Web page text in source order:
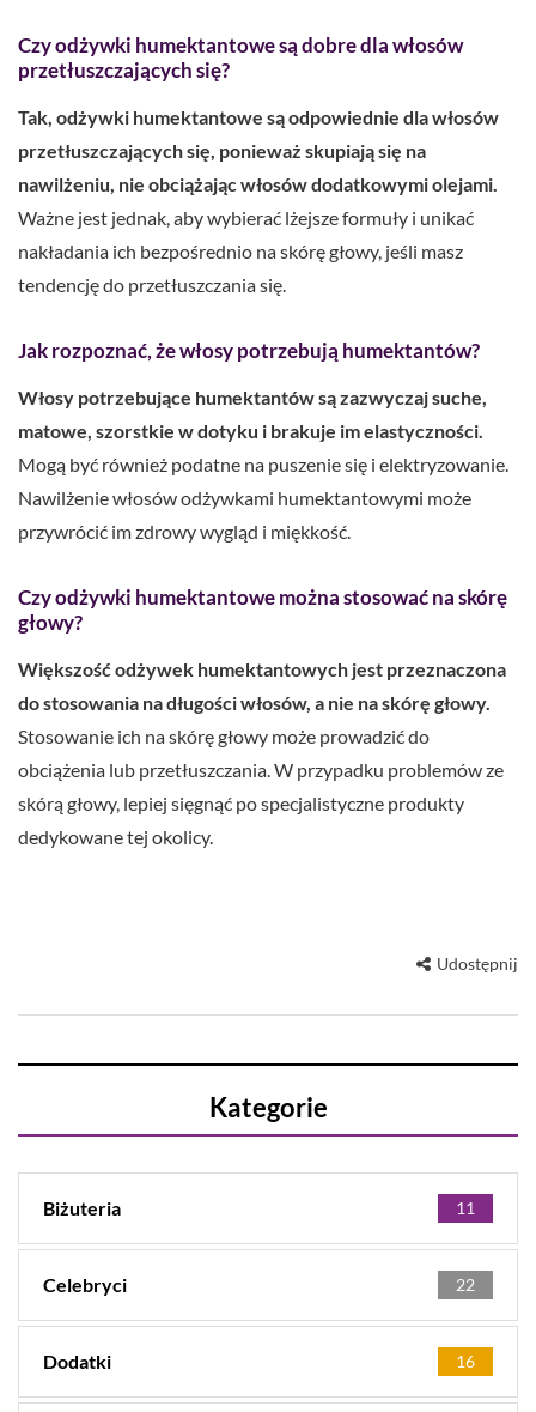
Czy odżywki humektantowe są dobre dla włosów
przetłuszczających się?
Tak, odżywki humektantowe są odpowiednie dla włosów
przetłuszczających się, ponieważ skupiają się na
nawilżeniu, nie obciążając włosów dodatkowymi olejami.
Ważne jest jednak, aby wybierać lżejsze formuły i unikać
nakładania ich bezpośrednio na skórę głowy, jeśli masz
tendencję do przetłuszczania się.
Jak rozpoznać, że włosy potrzebują humektantów?
Włosy potrzebujące humektantów są zazwyczaj suche,
matowe, szorstkie w dotyku i brakuje im elastyczności.
Mogą być również podatne na puszenie się i elektryzowanie.
Nawilżenie włosów odżywkami humektantowymi może
przywrócić im zdrowy wygląd i miękkość.
Czy odżywki humektantowe można stosować na skórę
głowy?
Większość odżywek humektantowych jest przeznaczona
do stosowania na długości włosów, a nie na skórę głowy.
Stosowanie ich na skórę głowy może prowadzić do
obciążenia lub przetłuszczania. W przypadku problemów ze
skórą głowy, lepiej sięgnąć po specjalistyczne produkty
dedykowane tej okolicy.
Udostępnij
Kategorie
Biżuteria 11
Celebryci 22
Dodatki 16